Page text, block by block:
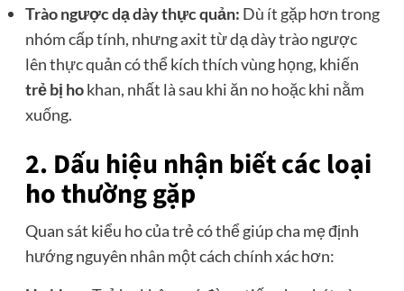
Trào ngược dạ dày thực quản: Dù ít gặp hơn trong
nhóm cấp tính, nhưng axit từ dạ dày trào ngược
lên thực quản có thể kích thích vùng họng, khiến
trẻ bị hokhan, nhất là sau khi ăn no hoặc khi nằm
xuống.
2. Dấu hiệu nhận biết các loại
ho thường gặp
Quan sát kiểu ho của trẻ có thể giúp cha mẹ định
hướng nguyên nhân một cách chính xác hơn: